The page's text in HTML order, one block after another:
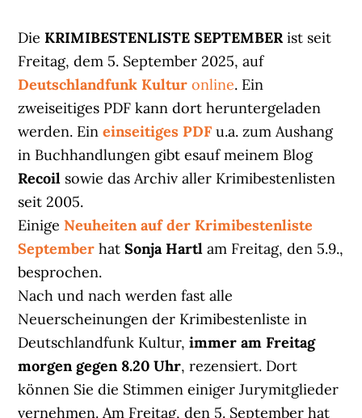
DieKRIMIBESTENLISTE SEPTEMBERist seit
Freitag, dem 5. September 2025, auf
Deutschlandfunk Kultur online. Ein
zweiseitiges PDF kann dort heruntergeladen
werden. Eineinseitiges PDF u.a. zum Aushang
in Buchhandlungen gibt esauf meinem Blog
Recoil sowie das Archiv aller Krimibestenlisten
seit 2005.
EinigeNeuheiten auf der Krimibestenliste
September hatSonja Hartl am Freitag, den 5.9.,
besprochen.
Nach und nach werden fast alle
Neuerscheinungen der Krimibestenliste in
Deutschlandfunk Kultur,immer am Freitag
morgen gegen 8.20 Uhr, rezensiert. Dort
können Sie die Stimmen einiger Jurymitglieder
vernehmen. Am Freitag, den 5. September hat